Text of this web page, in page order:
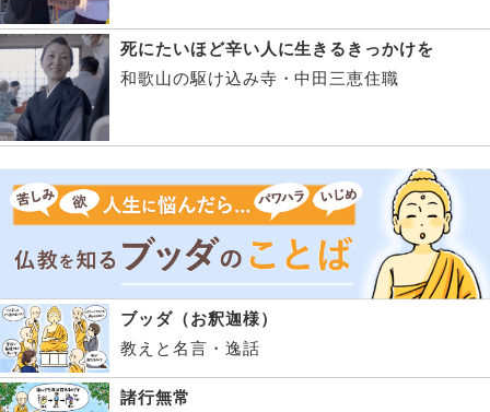
死にたいほど辛い人に生きるきっかけを
和歌山の駆け込み寺・中田三恵住職
ブッダ（お釈迦様）
教えと名言・逸話
諸行無常